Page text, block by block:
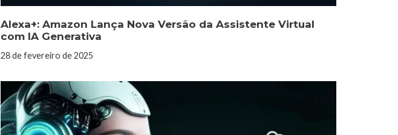
Alexa+: Amazon Lança Nova Versão da Assistente Virtual
com IA Generativa
28 de fevereiro de 2025